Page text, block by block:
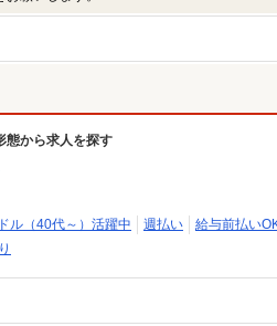
態から求人を探す
ル（40代～）活躍中 週払い
給与前払い